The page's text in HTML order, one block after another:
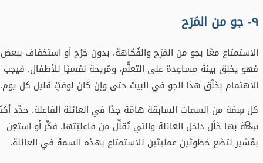
٩- جو من المَرَح
الاستمتاع معًا بجو من المَرَح والفُكاهة. بدون جَرْح أو استخفاف ببعض.
فهو يخلق بيئة مساعِدة على التعلُّم، ومُريحة نفسيًا للأطفال. فيجب
الاهتمام بخَلْق هذا الجو في البيت حتى وإن كان لوقتٍ قليل كل يوم.
كل سِمَة من السمات السابقة هامّة جدًا في العائلة الفاعلة. حدِّد أكثر
سِمة بها خَلَل داخل العائلة والتي تُقلِّل من فاعليّتها. فكِّر أو استعِن
بمُشير لتضَع خطوتَين عمليتَين للاستمتاع بهذه السمة في العائلة.